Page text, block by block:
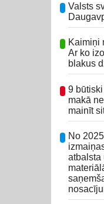
Valsts
Kaimiņi
Ar ko
blakus
9
makā
mainīt
No
atbalsta